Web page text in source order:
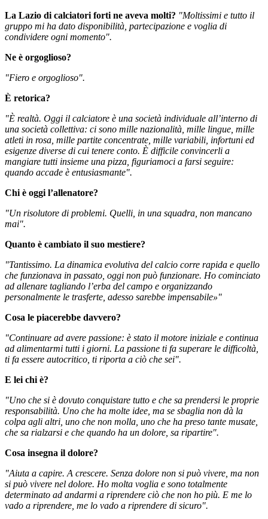
La Lazio di calciatori forti ne aveva molti? "Moltissimi e tutto il
gruppo mi ha dato disponibilità, partecipazione e voglia di
condividere ogni momento".
Ne è orgoglioso?
"Fiero e orgoglioso".
È retorica?
"È realtà. Oggi il calciatore è una società individuale all’interno di
una società collettiva: ci sono mille nazionalità, mille lingue, mille
atleti in rosa, mille partite concentrate, mille variabili, infortuni ed
esigenze diverse di cui tenere conto. È difficile convincerli a
mangiare tutti insieme una pizza, figuriamoci a farsi seguire:
quando accade è entusiasmante".
Chi è oggi l’allenatore?
"Un risolutore di problemi. Quelli, in una squadra, non mancano
mai".
Quanto è cambiato il suo mestiere?
"Tantissimo. La dinamica evolutiva del calcio corre rapida e quello
che funzionava in passato, oggi non può funzionare. Ho cominciato
ad allenare tagliando l’erba del campo e organizzando
personalmente le trasferte, adesso sarebbe impensabile»"
Cosa le piacerebbe davvero?
"Continuare ad avere passione: è stato il motore iniziale e continua
ad alimentarmi tutti i giorni. La passione ti fa superare le difficoltà,
ti fa essere autocritico, ti riporta a ciò che sei".
E lei chi è?
"Uno che si è dovuto conquistare tutto e che sa prendersi le proprie
responsabilità. Uno che ha molte idee, ma se sbaglia non dà la
colpa agli altri, uno che non molla, uno che ha preso tante musate,
che sa rialzarsi e che quando ha un dolore, sa ripartire".
Cosa insegna il dolore?
"Aiuta a capire. A crescere. Senza dolore non si può vivere, ma non
si può vivere nel dolore. Ho molta voglia e sono totalmente
determinato ad andarmi a riprendere ciò che non ho più. E me lo
vado a riprendere, me lo vado a riprendere di sicuro".